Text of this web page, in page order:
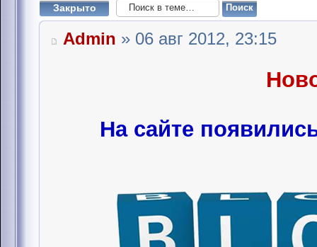
Закрыто
Admin » 06 авг 2012, 23:15
На сайте